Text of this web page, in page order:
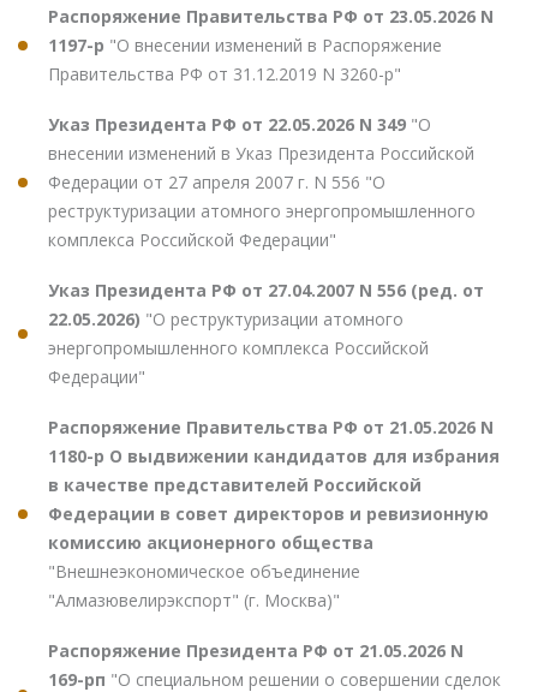
Распоряжение Правительства РФ от 23.05.2026 N
1197-р "О внесении изменений в Распоряжение
Правительства РФ от 31.12.2019 N 3260-р"
Указ Президента РФ от 22.05.2026 N 349 "О
внесении изменений в Указ Президента Российской
Федерации от 27 апреля 2007 г. N 556 "О
реструктуризации атомного энергопромышленного
комплекса Российской Федерации"
Указ Президента РФ от 27.04.2007 N 556 (ред. от
22.05.2026) "О реструктуризации атомного
энергопромышленного комплекса Российской
Федерации"
Распоряжение Правительства РФ от 21.05.2026 N
1180-р О выдвижении кандидатов для избрания
в качестве представителей Российской
Федерации в совет директоров и ревизионную
комиссию акционерного общества
"Внешнеэкономическое объединение
"Алмазювелирэкспорт" (г. Москва)"
Распоряжение Президента РФ от 21.05.2026 N
169-рп "О специальном решении о совершении сделок